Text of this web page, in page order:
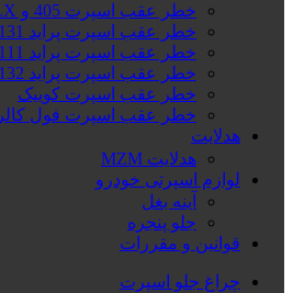
خطر عقب اسپرت 405 و SLX
خطر عقب اسپرت پراید 131 و GTX
خطر عقب اسپرت پراید 111
خطر عقب اسپرت پراید 132
خطر عقب اسپرت کوییک
خطر عقب اسپرت فول کالر
هدلایت
هدلایت MZM
لوازم اسپرتی خودرو
آینه بغل
جلو پنجره
قوانین و مقررات
چراغ جلو اسپرت